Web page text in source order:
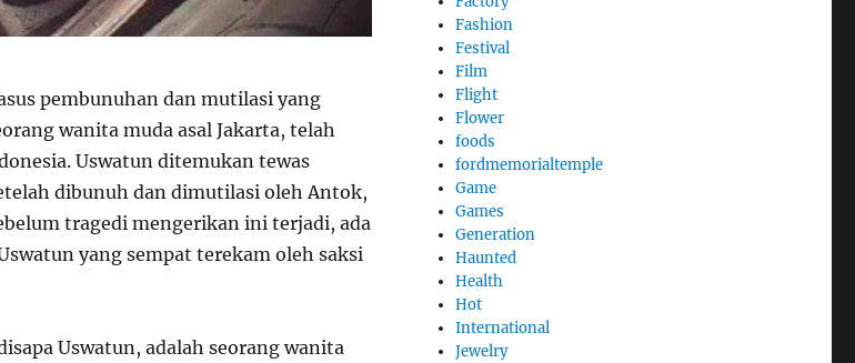
pembunuhan dan mutilasi yang
wanita muda asal Jakarta, telah
Uswatun ditemukan tewas
dibunuh dan dimutilasi oleh Antok,
tragedi mengerikan ini terjadi, ada
yang sempat terekam oleh saksi
Uswatun, adalah seorang wanita
Fashion
Festival
Film
Flight
Flower
foods
fordmemorialtemple
Game
Games
Generation
Haunted
Health
Hot
International
Jewelry